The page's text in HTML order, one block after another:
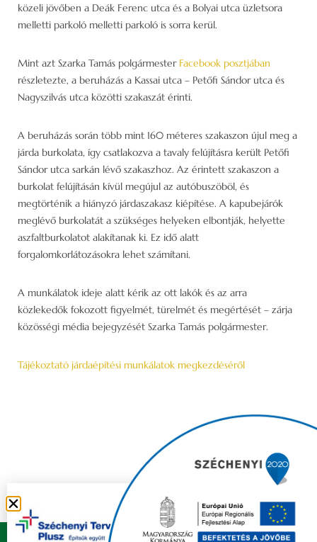
közeli jövőben a Deák Ferenc utca és a Bolyai utca üzletsora
melletti parkoló melletti parkoló is sorra kerül.
Mint azt Szarka Tamás polgármester Facebook posztjában
részletezte, a beruházás a Kassai utca – Petőfi Sándor utca és
Nagyszilvás utca közötti szakaszát érinti.
A beruházás során több mint 160 méteres szakaszon újul meg a
járda burkolata, így csatlakozva a tavaly felújításra került Petőfi
Sándor utca sarkán lévő szakaszhoz. Az érintett szakaszon a
burkolat felújításán kívül megújul az autóbuszöböl, és
megtörténik a hiányzó járdaszakasz kiépítése. A kapubejárók
meglévő burkolatát a szükséges helyeken elbontják, helyette
aszfaltburkolatot alakítanak ki. Ez idő alatt
forgalomkorlátozásokra lehet számítani.
A munkálatok ideje alatt kérik az ott lakók és az arra
közlekedők fokozott figyelmét, türelmét és megértését – zárja
közösségi média bejegyzését Szarka Tamás polgármester.
Tájékoztató járdaépítési munkálatok megkezdéséről
Copyright © 2021 FELSŐZSOLCA ÖNKORMÁNYZAT |